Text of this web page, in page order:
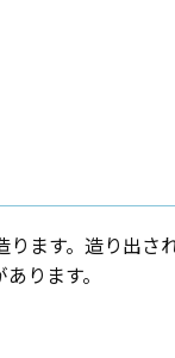
ます。造り出さ
ります。